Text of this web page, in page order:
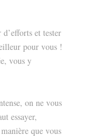
et tester
pour vous !
vous y
on ne vous
essayer,
que vous